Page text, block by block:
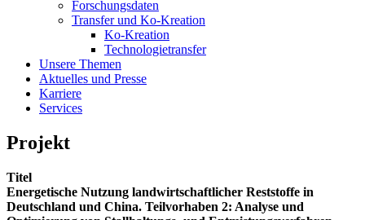
Forschungsdaten
Transfer und Ko-Kreation
Ko-Kreation
Technologietransfer
Unsere Themen
Aktuelles und Presse
Karriere
Services
Projekt
Titel
Energetische Nutzung landwirtschaftlicher Reststoffe in
Deutschland und China. Teilvorhaben 2: Analyse und